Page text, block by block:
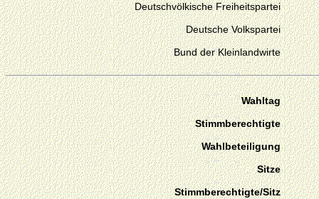
Deutschvölkische Freiheitspartei
Deutsche Volkspartei
Bund der Kleinlandwirte
Wahltag
Stimmberechtigte
Wahlbeteiligung
Sitze
Stimmberechtigte/Sitz